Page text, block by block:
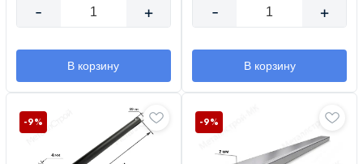
- +
В корзину
- +
В корзину
-9% -9%